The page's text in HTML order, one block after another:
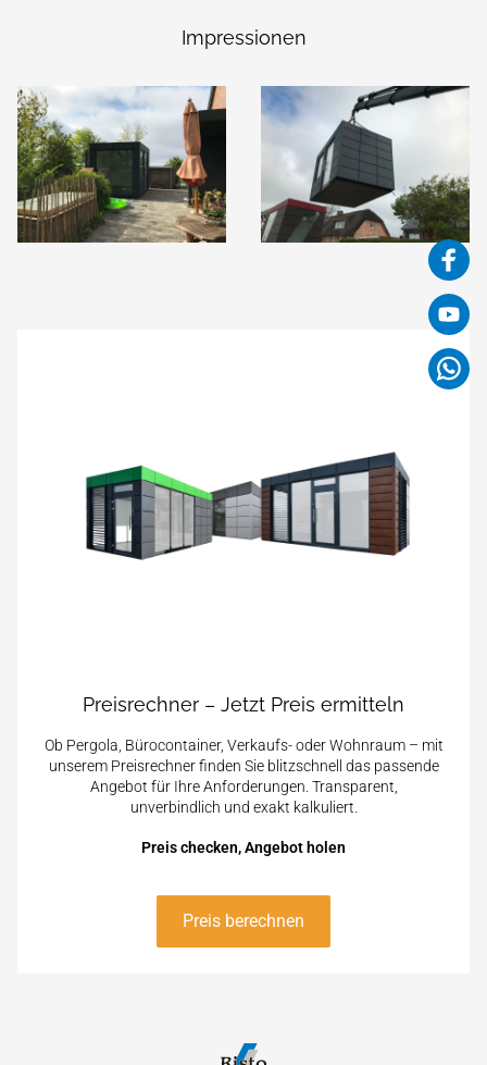
Impressionen
Preisrechner – Jetzt Preis ermitteln
Ob Pergola, Bürocontainer, Verkaufs- oder Wohnraum – mit
unserem Preisrechner finden Sie blitzschnell das passende
Angebot für Ihre Anforderungen. Transparent,
unverbindlich und exakt kalkuliert.
Preis checken, Angebot holen
Preis berechnen